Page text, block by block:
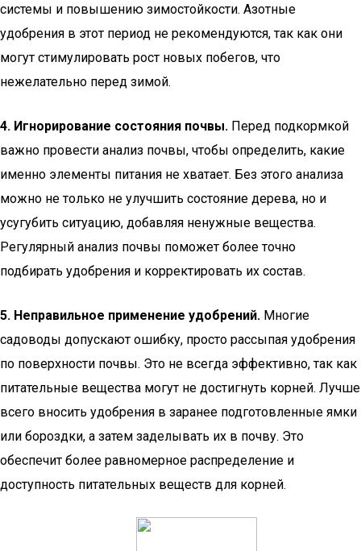
системы и повышению зимостойкости. Азотные
удобрения в этот период не рекомендуются, так как они
могут стимулировать рост новых побегов, что
нежелательно перед зимой.
4. Игнорирование состояния почвы. Перед подкормкой
важно провести анализ почвы, чтобы определить, какие
именно элементы питания не хватает. Без этого анализа
можно не только не улучшить состояние дерева, но и
усугубить ситуацию, добавляя ненужные вещества.
Регулярный анализ почвы поможет более точно
подбирать удобрения и корректировать их состав.
5. Неправильное применение удобрений. Многие
садоводы допускают ошибку, просто рассыпая удобрения
по поверхности почвы. Это не всегда эффективно, так как
питательные вещества могут не достигнуть корней. Лучше
всего вносить удобрения в заранее подготовленные ямки
или бороздки, а затем заделывать их в почву. Это
обеспечит более равномерное распределение и
доступность питательных веществ для корней.